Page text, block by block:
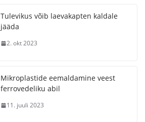
Tulevikus võib laevakapten kaldale
jääda
2. okt 2023
Mikroplastide eemaldamine veest
ferrovedeliku abil
11. juuli 2023